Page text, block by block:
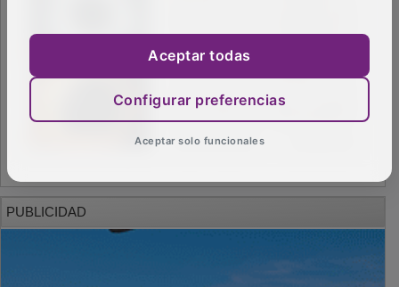
PUBLICIDAD
Aceptar todas
Configurar preferencias
Aceptar solo funcionales